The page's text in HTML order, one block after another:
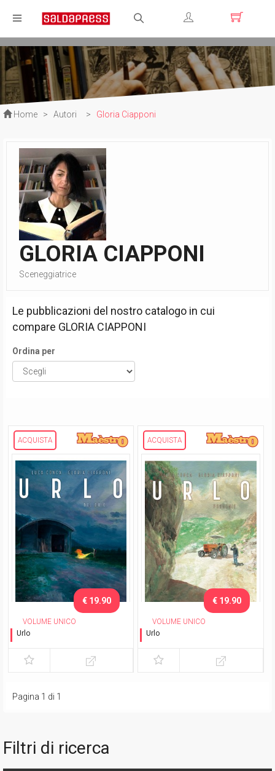
Registrati
Login
Home > Autori > Gloria Ciapponi
GLORIA CIAPPONI
Sceneggiatrice
Le pubblicazioni del nostro catalogo in cui
compare GLORIA CIAPPONI
Ordina per
ACQUISTA
VOLUME UNICO
Urlo
€ 19.90
ACQUISTA
VOLUME UNICO
Urlo
€ 19.90
Pagina 1 di 1
Filtri di ricerca